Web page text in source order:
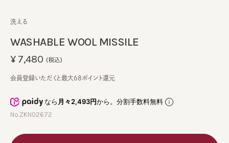
WASHABLE WOOL MISSILE
洗える
なら月々2,493円から。分割手数料無料
No.ZKN02672
¥7,480 (税込)
会員登録いただくと最大68ポイント還元